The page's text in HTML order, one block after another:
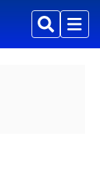
BuscarMenu